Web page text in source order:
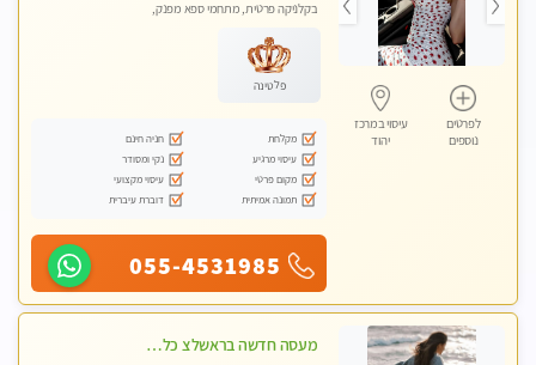
לפרטים
נוספים
עיסוי במרכז
יהוד
בקלניקה פרטית, מתחמי ספא מפנק,
פלטינה
מקלחת
חניה חינם
עיסוי מרגיע
נקי ומסודר
מקום פרטי
עיסוי מקצועי
תמונה אמיתית
דוברת עיברית
055-4531985
מעסה חדשה בראשלצ כל סוגי העיסויים מעסה מקצועית ואיכותית פרטי!!!